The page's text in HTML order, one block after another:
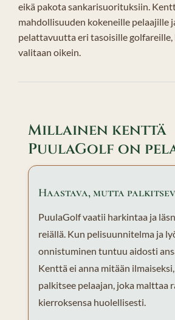
eikä pakota sankarisuorituksiin.
mahdollisuuden kokeneille pelaajille
pelattavuutta eri tasoisille
valitaan oikein.
Millainen kenttä
PuulaGolf on
Haastava, mutta
PuulaGolf vaatii harkintaa ja
reiällä. Kun pelisuunnitelma ja
onnistuminen tuntuu aidosti
Kenttä ei anna mitään
palkitsee pelaajan, joka malttaa
kierroksensa huolellisesti.